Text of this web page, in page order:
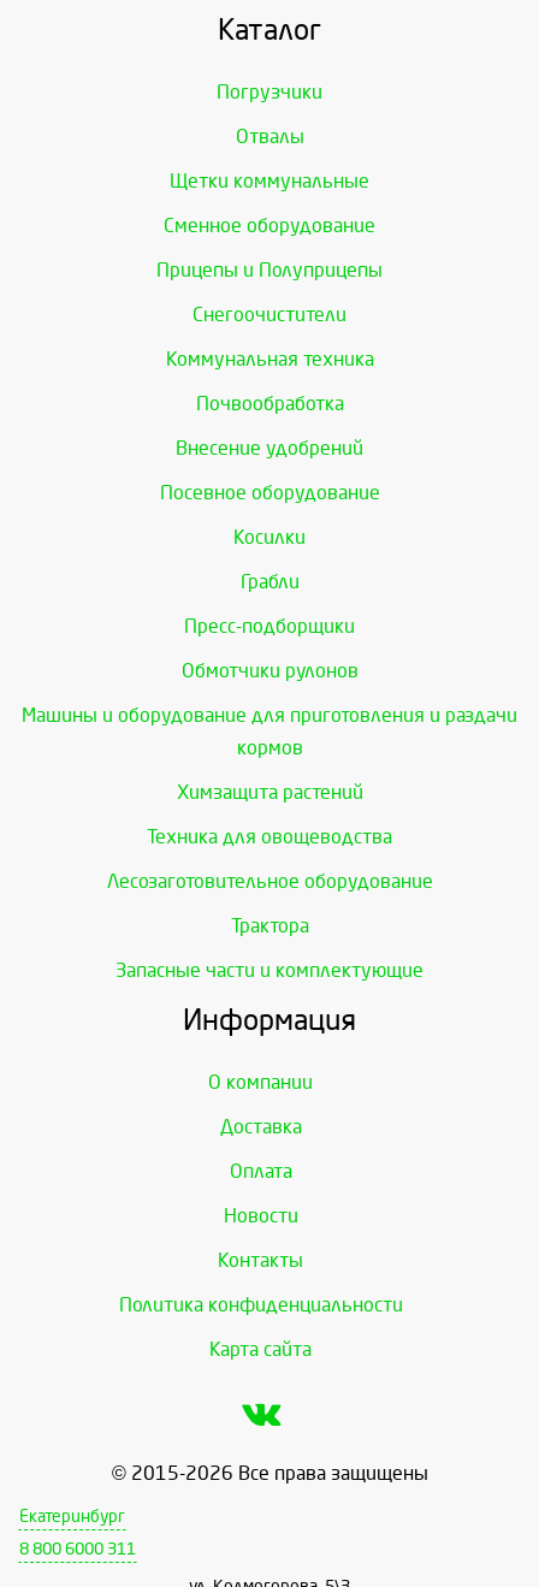
Каталог
Погрузчики
Отвалы
Щетки коммунальные
Сменное оборудование
Прицепы и Полуприцепы
Снегоочистители
Коммунальная техника
Почвообработка
Внесение удобрений
Посевное оборудование
Косилки
Грабли
Пресс-подборщики
Обмотчики рулонов
Машины и оборудование для приготовления и раздачи
кормов
Химзащита растений
Техника для овощеводства
Лесозаготовительное оборудование
Трактора
Запасные части и комплектующие
Информация
О компании
Доставка
Оплата
Новости
Контакты
Политика конфиденциальности
Карта сайта
© 2015-2026 Все права защищены
Екатеринбург
8 800 6000 311